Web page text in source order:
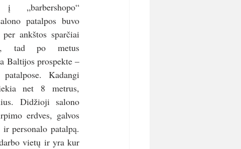
„barbershopo“
patalpos buvo
ankštos sparčiai
tad po metus
Baltijos prospekte –
Kadangi
net 8 metrus,
Didžioji salono
erdves, galvos
personalo patalpą.
vietų ir yra kur